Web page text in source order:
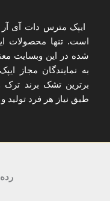
ایپک مترس دات آی آر
است. تنها محصولات
شده در این وبسایت
به نمایندگان مجاز
برترین تشک برند
طبق نیاز هر فرد